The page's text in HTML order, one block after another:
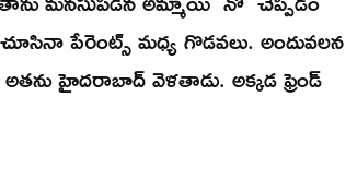
పేరెంట్స్ మధ్య గొడవలు. అందువలన
హైదరాబాద్ వెళతాడు. అక్కడ ఫ్రెండ్